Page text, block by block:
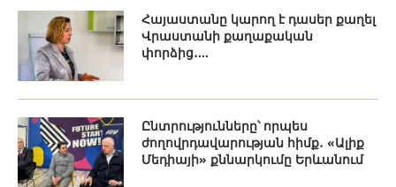
Հայաստանը կարող է դասեր քաղել
Վրաստանի քաղաքական
փորձից․...
Ընտրությունները՝ որպես
ժողովրդավարության հիմք․ «Ալիք
Մեդիայի» քննարկումը Երևանում